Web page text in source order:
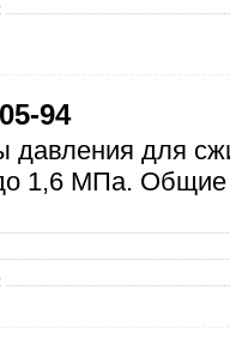
94
давления для
1,6 МПа. Общие